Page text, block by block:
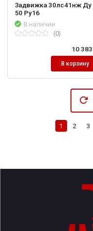
Задвижка 30лс41нж Ду
50 Ру16
В наличии
(0)
10 383
В корзину
1 2 3